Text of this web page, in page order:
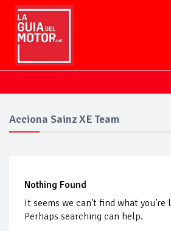
Acciona Sainz XE Team
Nothing Found
It seems we can’t find what you’re
Perhaps searching can help.